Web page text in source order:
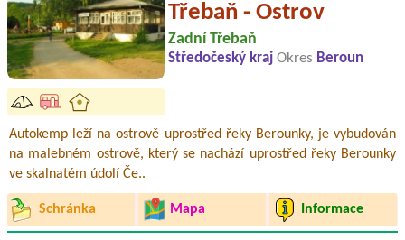
Třebaň - Ostrov
Zadní Třebaň
Středočeský kraj Okres Beroun
Autokemp leží na ostrově uprostřed řeky Berounky, je vybudován
na malebném ostrově, který se nachází uprostřed řeky Berounky
ve skalnatém údolí Če..
Schránka Mapa Informace